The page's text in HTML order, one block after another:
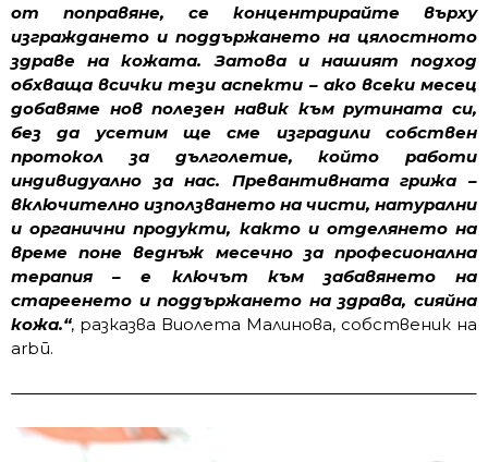
от поправяне, се концентрирайте върху
изграждането и поддържането на цялостното
здраве на кожата. Затова и нашият подход
обхваща всички тези аспекти – ако всеки месец
добавяме нов полезен навик към рутината си,
без да усетим ще сме изградили собствен
протокол за дълголетие, който работи
индивидуално за нас. Превантивната грижа –
включително използването на чисти, натурални
и органични продукти, както и отделянето на
време поне веднъж месечно за професионална
терапия – е ключът към забавянето на
стареенето и поддържането на здрава, сияйна
кожа.“, разказва Виолета Малинова, собственик на
arbū.